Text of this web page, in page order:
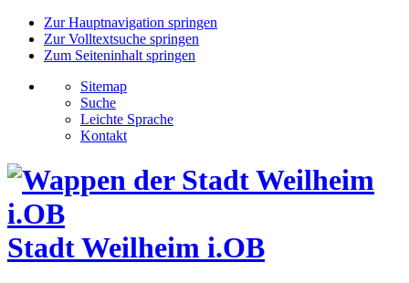
Zur Hauptnavigation springen
Zur Volltextsuche springen
Zum Seiteninhalt springen
Sitemap
Suche
Leichte Sprache
Kontakt
Stadt Weilheim i.OB